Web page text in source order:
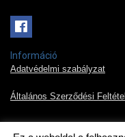
Információ
Adatvédelmi szabályzat
Általános Szerződési